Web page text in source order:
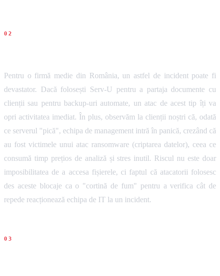
Pentru o firmă medie din România, un astfel de incident poate fi
devastator. Dacă folosești Serv-U pentru a partaja documente cu
clienții sau pentru backup-uri automate, un atac de acest tip îți va
opri activitatea imediat. În plus, observăm la clienții noștri că, odată
ce serverul "pică", echipa de management intră în panică, crezând că
au fost victimele unui atac ransomware (criptarea datelor), ceea ce
consumă timp prețios de analiză și stres inutil. Riscul nu este doar
imposibilitatea de a accesa fișierele, ci faptul că atacatorii folosesc
des aceste blocaje ca o "cortină de fum" pentru a verifica cât de
repede reacționează echipa de IT la un incident.